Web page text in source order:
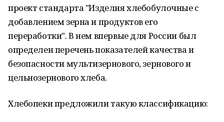
проект стандарта "Изделия хлебобулочные с
добавлением зерна и продуктов его
переработки". В нем впервые для России был
определен перечень показателей качества и
безопасности мультизернового, зернового и
цельнозернового хлеба.
Хлебопеки предложили такую классификацию: